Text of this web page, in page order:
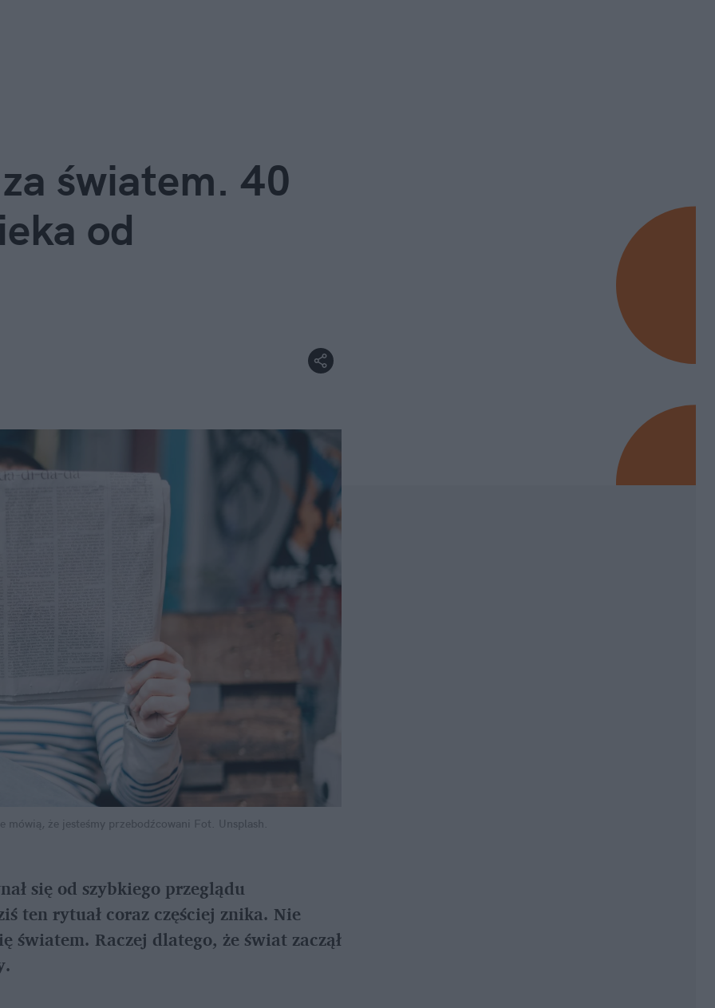
światem. 40
od
mówią, że jesteśmy przebodźcowani Fot. Unsplash.
się od szybkiego przeglądu
ten rytuał coraz częściej znika. Nie
światem. Raczej dlatego, że świat zaczął